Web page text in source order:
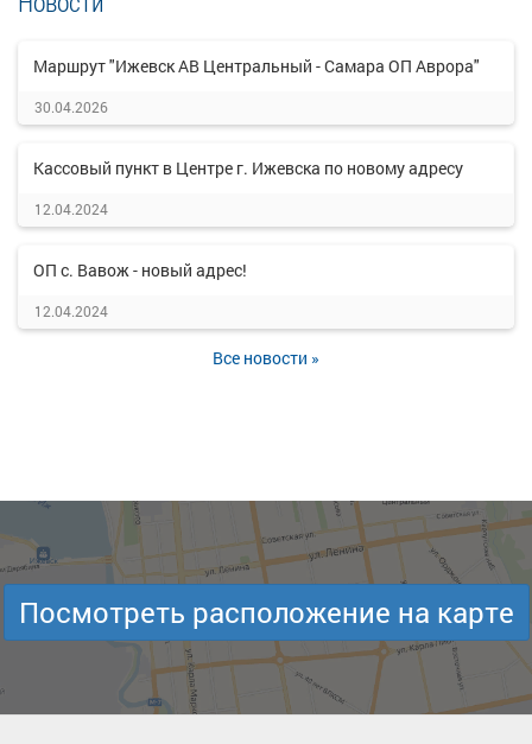
Маршрут "Ижевск АВ Центральный - Самара ОП Аврора"
30.04.2026
Кассовый пункт в Центре г. Ижевска по новому адресу
12.04.2024
ОП с. Вавож - новый адрес!
12.04.2024
Все новости »
Посмотреть расположение на карте